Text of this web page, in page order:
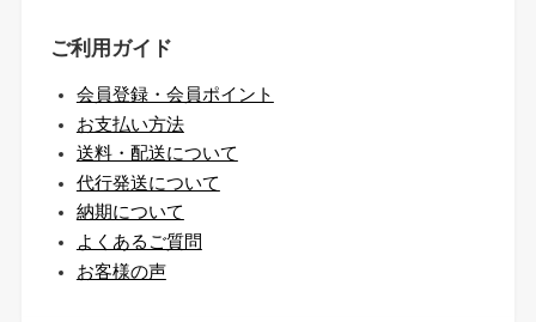
ご利用ガイド
会員登録・会員ポイント
お支払い方法
送料・配送について
代行発送について
納期について
よくあるご質問
お客様の声